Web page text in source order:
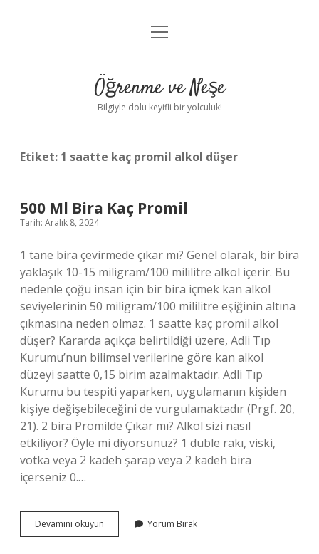
Anasayfa
Yasal Uyarı
menüyü
Öğrenme ve Neşe
Bilgiyle dolu keyifli bir yolculuk!
Etiket: 1 saatte kaç promil alkol düşer
500 Ml Bira Kaç Promil
Tarih: Aralık 8, 2024
1 tane bira çevirmede çıkar mı? Genel olarak, bir bira
yaklaşık 10-15 miligram/100 mililitre alkol içerir. Bu
nedenle çoğu insan için bir bira içmek kan alkol
seviyelerinin 50 miligram/100 mililitre eşiğinin altına
çıkmasına neden olmaz. 1 saatte kaç promil alkol
düşer? Kararda açıkça belirtildiği üzere, Adli Tıp
Kurumu’nun bilimsel verilerine göre kan alkol
düzeyi saatte 0,15 birim azalmaktadır. Adli Tıp
Kurumu bu tespiti yaparken, uygulamanın kişiden
kişiye değişebileceğini de vurgulamaktadır (Prgf. 20,
21). 2 bira Promilde Çıkar mı? Alkol sizi nasıl
etkiliyor? Öyle mi diyorsunuz? 1 duble rakı, viski,
votka veya 2 kadeh şarap veya 2 kadeh bira
içerseniz 0.…
Devamını okuyun
Ml
Yorum Bırak